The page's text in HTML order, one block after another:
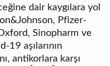
dair kaygılara yol
Pfizer-
Sinopharm ve
19 aşılarının
antikorlara karşı